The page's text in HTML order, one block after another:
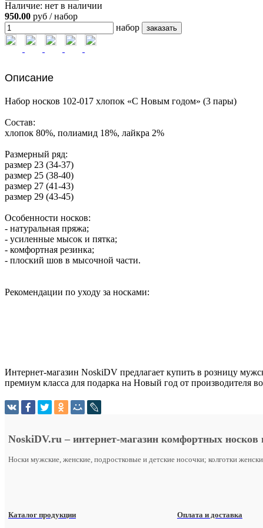
Наличие: нет в наличии
950.00 руб / набор
набор
Описание
Набор носков 102-017 хлопок «С Новым годом» (3 пары)
Состав:
хлопок 80%, полиамид 18%, лайкра 2%
Размерный ряд:
размер 23 (34-37)
размер 25 (38-40)
размер 27 (41-43)
размер 29 (43-45)
Особенности носков:
- натуральная пряжа;
- усиленные мысок и пятка;
- комфортная резинка;
- плоский шов в мысочной части.
Рекомендации по уходу за носками:
Интернет-магазин NoskiDV предлагает купить в розницу
премиум класса для подарка на Новый год от производителя
NoskiDV.ru – интернет-магазин комфортных носков
Носки мужские, женские, подростковые и детские носочки; колготки
Каталог продукции Оплата и доставка